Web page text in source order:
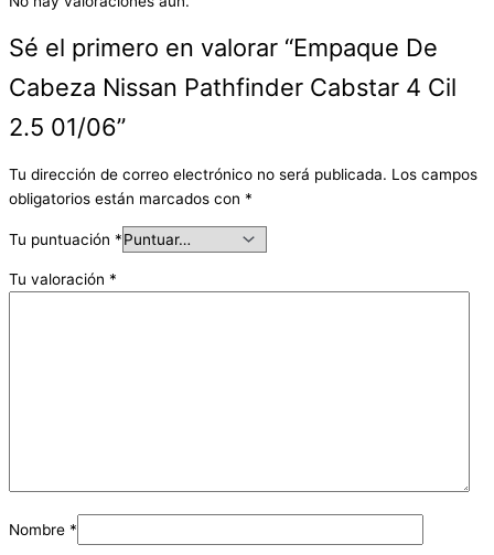
Sé el primero en valorar “Empaque De
Cabeza Nissan Pathfinder Cabstar 4 Cil
2.5 01/06”
Tu dirección de correo electrónico no será publicada. Los campos
obligatorios están marcados con *
Tu puntuación *
Tu valoración *
Nombre *